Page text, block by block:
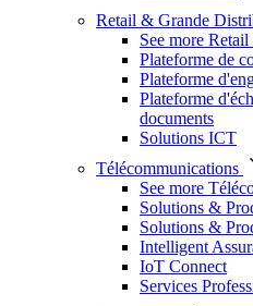
Retail & Grande
See more
Plateforme de
Plateforme
Plateforme
documents
Solutions ICT
Télécommunications
See more
Solutions &
Solutions &
Intelligent
IoT Connect
Services